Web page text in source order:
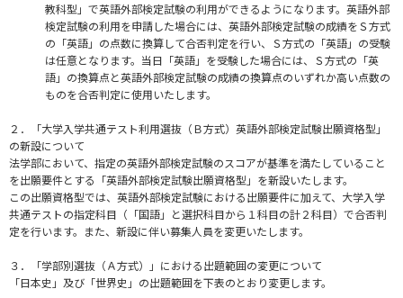
教科型」で英語外部検定試験の利用ができるようになります。英語外部
検定試験の利用を申請した場合には、英語外部検定試験の成績をＳ方式
の「英語」の点数に換算して合否判定を行い、Ｓ方式の「英語」の受験
は任意となります。当日「英語」を受験した場合には、Ｓ方式の「英
語」の換算点と英語外部検定試験の成績の換算点のいずれか高い点数の
ものを合否判定に使用いたします。
２．「大学入学共通テスト利用選抜（Ｂ方式）英語外部検定試験出願資格型」
の新設について
法学部において、指定の英語外部検定試験のスコアが基準を満たしていること
を出願要件とする「英語外部検定試験出願資格型」を新設いたします。
この出願資格型では、英語外部検定試験における出願要件に加えて、大学入学
共通テストの指定科目（「国語」と選択科目から１科目の計２科目）で合否判
定を行います。また、新設に伴い募集人員を変更いたします。
３．「学部別選抜（Ａ方式）」における出題範囲の変更について
「日本史」及び「世界史」の出題範囲を下表のとおり変更します。